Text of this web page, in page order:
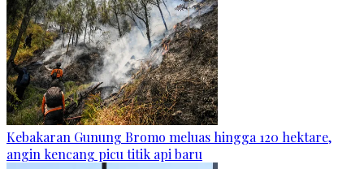
Kebakaran Gunung Bromo meluas hingga 120 hektare,
angin kencang picu titik api baru